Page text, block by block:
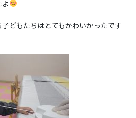
どもたちはとてもかわいかったです